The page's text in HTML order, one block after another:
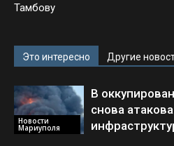
Тамбову
Это интересно Другие
Новости
Мариуполя
В
снова